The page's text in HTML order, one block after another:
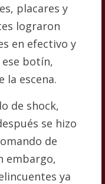
placares y
lograron
en efectivo y
botín,
la escena.
de shock,
se hizo
de
embargo,
ya